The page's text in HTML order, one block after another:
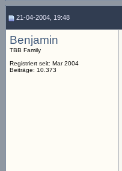
21-04-2004, 19:48
Benjamin
TBB Family
Registriert seit: Mar 2004
Beiträge: 10.373